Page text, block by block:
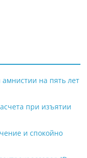
на пять лет
при изъятии
и спокойно